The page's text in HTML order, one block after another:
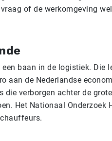
of de werkomgeving
baan in de logistiek. Die
aan de Nederlandse
verborgen achter de
Het Nationaal Onderzoek